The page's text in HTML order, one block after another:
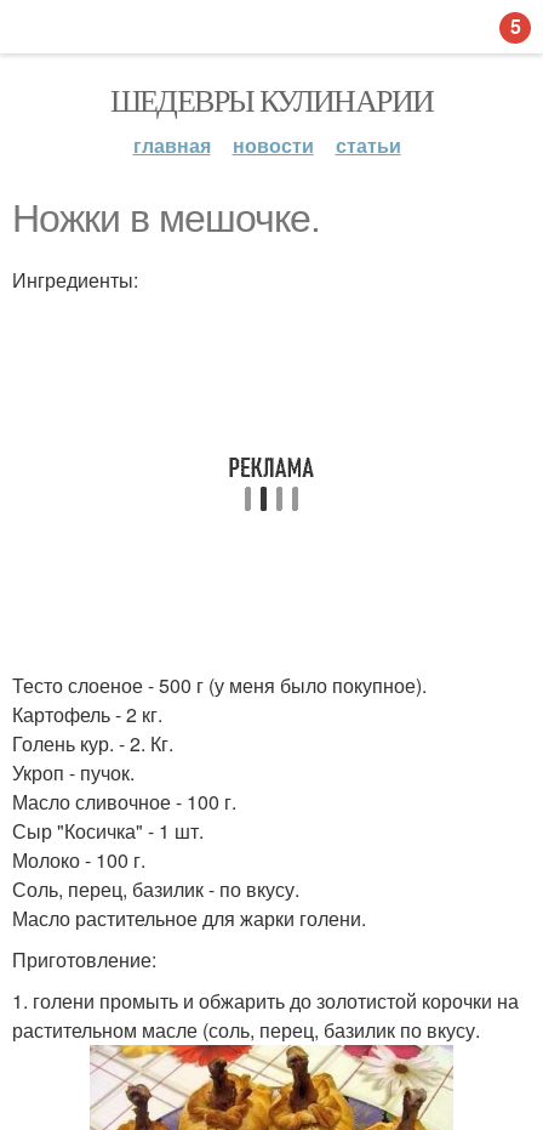
ШЕДЕВРЫ КУЛИНАРИИ
главная новости статьи
Ножки в мешочке.
Ингредиенты:
Тесто слоеное - 500 г (у меня было покупное).
Картофель - 2 кг.
Голень кур. - 2. Кг.
Укроп - пучок.
Масло сливочное - 100 г.
Сыр "Косичка" - 1 шт.
Молоко - 100 г.
Соль, перец, базилик - по вкусу.
Масло растительное для жарки голени.
Приготовление:
1. голени промыть и обжарить до золотистой корочки на
растительном масле (соль, перец, базилик по вкусу.
5